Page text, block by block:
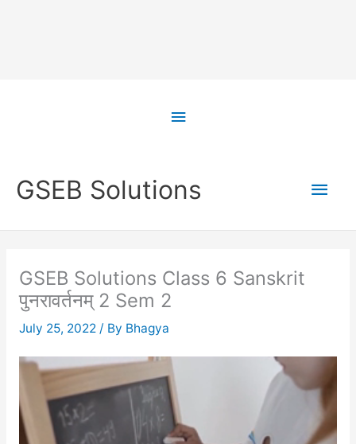
Above
GSEB Solutions
Main
GSEB Solutions Class 6 Sanskrit
पुनरावर्तनम् 2 Sem 2
July 25, 2022 / By Bhagya